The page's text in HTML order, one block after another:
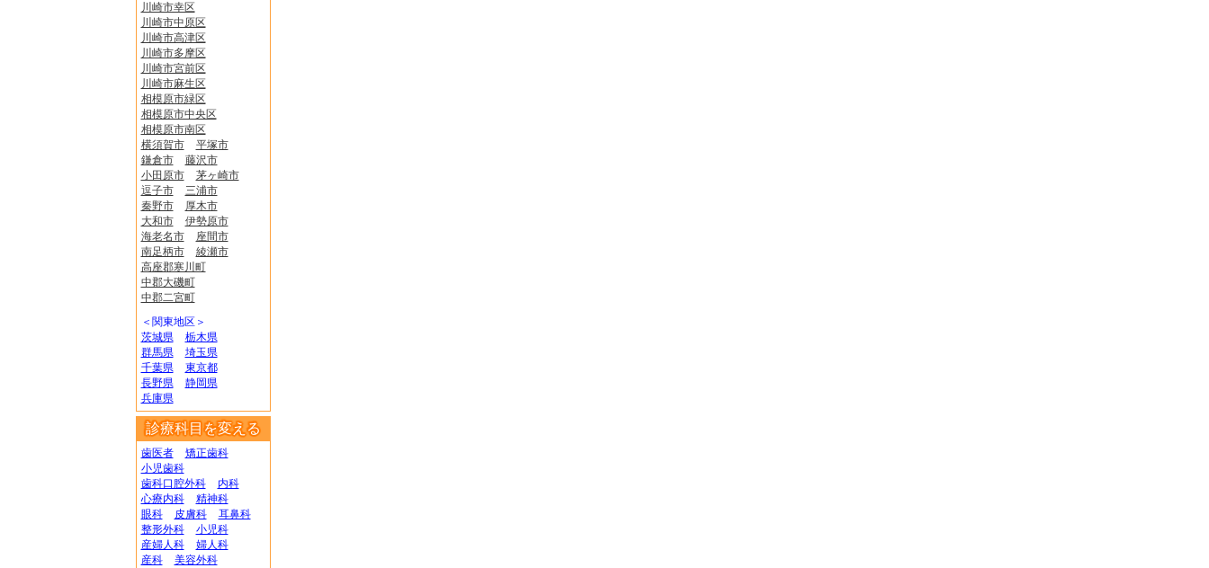
川崎市幸区
川崎市中原区
川崎市高津区
川崎市多摩区
川崎市宮前区
川崎市麻生区
相模原市緑区
相模原市中央区
相模原市南区
横須賀市
平塚市
鎌倉市
藤沢市
小田原市
茅ヶ崎市
逗子市
三浦市
秦野市
厚木市
大和市
伊勢原市
海老名市
座間市
南足柄市
綾瀬市
高座郡寒川町
中郡大磯町
中郡二宮町
＜関東地区＞
茨城県
栃木県
群馬県
埼玉県
千葉県
東京都
長野県
静岡県
兵庫県
診療科目を変える
歯医者
矯正歯科
小児歯科
歯科口腔外科
内科
心療内科
精神科
眼科
皮膚科
耳鼻科
整形外科
小児科
産婦人科
婦人科
産科
美容外科